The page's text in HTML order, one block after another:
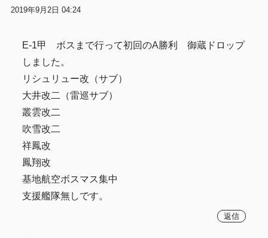
2019年9月2日 04:24
E-1甲 ボスまで行って初回のA勝利 御蔵ドロップ
しました。
リシュリュー改（サブ）
大井改二（雷巡サブ）
叢雲改二
吹雪改二
祥鳳改
鳳翔改
基地航空ボスマス集中
支援艦隊無しです。
返信